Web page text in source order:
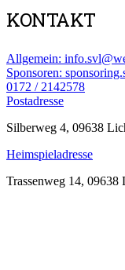
KONTAKT
Allgemein:
Sponsoren:
0172 / 2142578
Postadresse
Silberweg 4, 09638
Heimspieladresse
Trassenweg 14, 09638